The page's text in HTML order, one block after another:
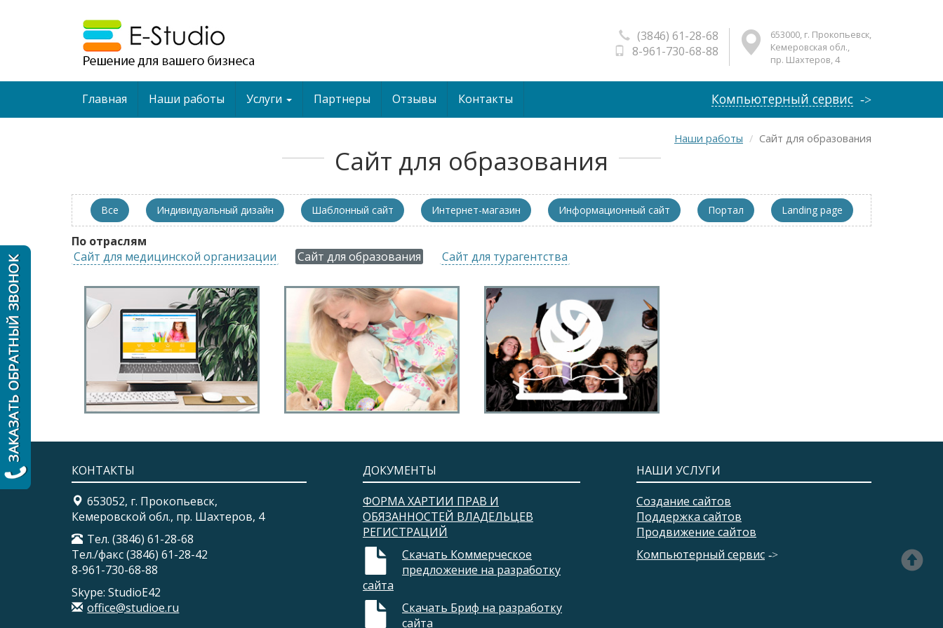
(3846) 61-28-68
8-961-730-68-88
653000, г. Прокопьевск,
Кемеровская обл.,
пр. Шахтеров, 4
Главная Наши работы Услуги Партнеры Отзывы Контакты Компьютерный сервис
Наши работы Сайт для образования
Сайт для образования
Все Индивидуальный дизайн Шаблонный сайт Интернет-магазин Информационный сайт Портал Landing page
По отраслям
Сайт для медицинской организации
Сайт для образования Сайт для турагентства
Сайт для детского сада
36
Сайт для детского сада
Сайт для платных
курсов
КОНТАКТЫ
653052, г. Прокопьевск,
Кемеровской обл., пр. Шахтеров, 4
Тел. (3846) 61-28-68
Тел./факс (3846) 61-28-42
8-961-730-68-88
Skype: StudioE42
office@studioe.ru
ДОКУМЕНТЫ
ФОРМА ХАРТИИ ПРАВ И
ОБЯЗАННОСТЕЙ ВЛАДЕЛЬЦЕВ
РЕГИСТРАЦИЙ​
Скачать Коммерческое
предложение на разработку
сайта
Скачать Бриф на разработку
сайта​
НАШИ УСЛУГИ
Создание сайтов
Поддержка сайтов
Продвижение сайтов
Компьютерный сервис